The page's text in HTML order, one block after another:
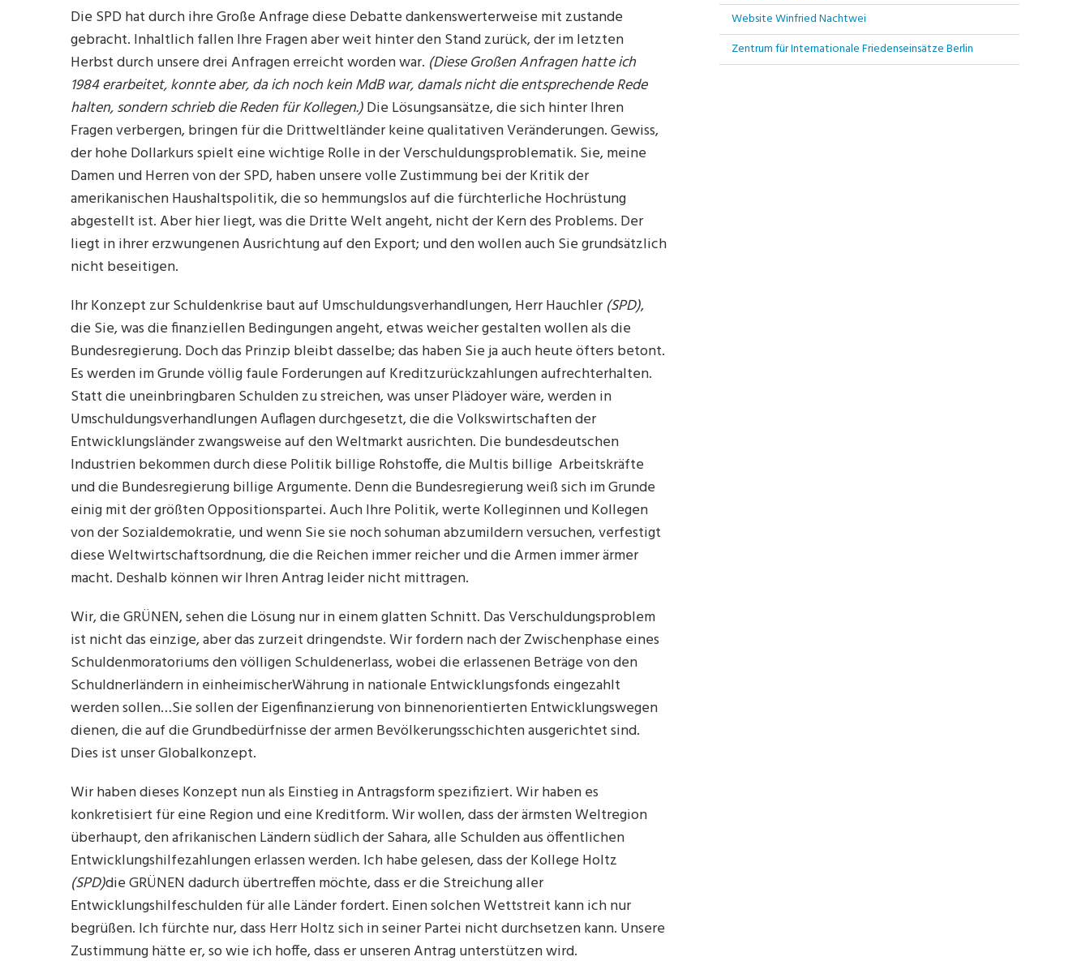
Die SPD hat durch ihre Große Anfrage diese Debatte dankenswerterweise mit zustande
gebracht. Inhaltlich fallen Ihre Fragen aber weit hinter den Stand zurück, der im letzten
Herbst durch unsere drei Anfragen erreicht worden war. (Diese Großen Anfragen hatte ich
1984 erarbeitet, konnte aber, da ich noch kein MdB war, damals nicht die entsprechende Rede
halten, sondern schrieb die Reden für Kollegen.)Die Lösungsansätze, die sich hinter Ihren
Fragen verbergen, bringen für die Drittweltländer keine qualitativen Veränderungen. Gewiss,
der hohe Dollarkurs spielt eine wichtige Rolle in der Verschuldungsproblematik. Sie, meine
Damen und Herren von der SPD, haben unsere volle Zustimmung bei der Kritik der
amerikanischen Haushaltspolitik, die so hemmungslos auf die fürchterliche Hochrüstung
abgestellt ist. Aber hier liegt, was die Dritte Welt angeht, nicht der Kern des Problems. Der
liegt in ihrer erzwungenen Ausrichtung auf den Export; und den wollen auch Sie grundsätzlich
nicht beseitigen.
Ihr Konzept zur Schuldenkrise baut auf Umschuldungsverhandlungen, Herr Hauchler(SPD),
die Sie, was die finanziellen Bedingungen angeht, etwas weicher gestalten wollen als die
Bundesregierung. Doch das Prinzip bleibt dasselbe; das haben Sie ja auch heute öfters betont.
Es werden im Grunde völlig faule Forderungen auf Kreditzurückzahlungen aufrechterhalten.
Statt die uneinbringbaren Schulden zu streichen, was unser Plädoyer wäre, werden in
Umschuldungsverhandlungen Auflagen durchgesetzt, die die Volkswirtschaften der
Entwicklungsländer zwangsweise auf den Weltmarkt ausrichten. Die bundesdeutschen
Industrien bekommen durch diese Politik billige Rohstoffe, die Multis billige Arbeitskräfte
und die Bundesregierung billige Argumente. Denn die Bundesregierung weiß sich im Grunde
einig mit der größten Oppositionspartei. Auch Ihre Politik, werte Kolleginnen und Kollegen
von der Sozialdemokratie, und wenn Sie sie noch sohuman abzumildern versuchen, verfestigt
diese Weltwirtschaftsordnung, die die Reichen immer reicher und die Armen immer ärmer
macht. Deshalb können wir Ihren Antrag leider nicht mittragen.
Wir, die GRÜNEN, sehen die Lösung nur in einem glatten Schnitt. Das Verschuldungsproblem
ist nicht das einzige, aber das zurzeit dringendste. Wir fordern nach der Zwischenphase eines
Schuldenmoratoriums den völligen Schuldenerlass, wobei die erlassenen Beträge von den
Schuldnerländern in einheimischerWährung in nationale Entwicklungsfonds eingezahlt
werden sollen…Sie sollen der Eigenfinanzierung von binnenorientierten Entwicklungswegen
dienen, die auf die Grundbedürfnisse der armen Bevölkerungsschichten ausgerichtet sind.
Dies ist unser Globalkonzept.
Wir haben dieses Konzept nun als Einstieg in Antragsform spezifiziert. Wir haben es
konkretisiert für eine Region und eine Kreditform. Wir wollen, dass der ärmsten Weltregion
überhaupt, den afrikanischen Ländern südlich der Sahara, alle Schulden aus öffentlichen
Entwicklungshilfezahlungen erlassen werden. Ich habe gelesen, dass der Kollege Holtz
(SPD)die GRÜNEN dadurch übertreffen möchte, dass er die Streichung aller
Entwicklungshilfeschulden für alle Länder fordert. Einen solchen Wettstreit kann ich nur
begrüßen. Ich fürchte nur, dass Herr Holtz sich in seiner Partei nicht durchsetzen kann. Unsere
Zustimmung hätte er, so wie ich hoffe, dass er unseren Antrag unterstützen wird.
Website Winfried Nachtwei
Zentrum für Internationale Friedenseinsätze Berlin